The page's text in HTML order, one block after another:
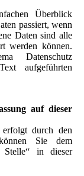
Überblick
passiert, wenn
Daten sind alle
werden können.
Datenschutz
aufgeführten
auf dieser
durch den
Sie dem
Stelle“ in dieser